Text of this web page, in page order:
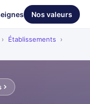
Nos valeurs
› Établissements
›